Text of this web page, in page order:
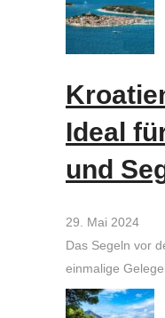
Ideal
und
29. Mai 2024
Das Segeln vor
einmalige